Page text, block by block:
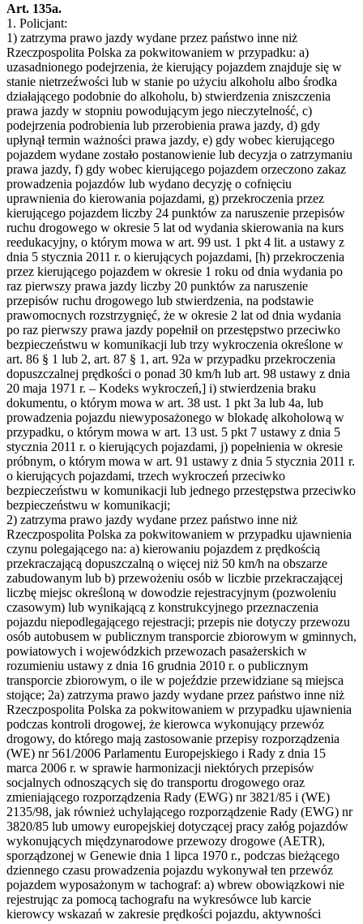
Art. 135a.
1. Policjant:
1) zatrzyma prawo jazdy wydane przez państwo inne niż
Rzeczpospolita Polska za pokwitowaniem w przypadku: a)
uzasadnionego podejrzenia, że kierujący pojazdem znajduje się w
stanie nietrzeźwości lub w stanie po użyciu alkoholu albo środka
działającego podobnie do alkoholu, b) stwierdzenia zniszczenia
prawa jazdy w stopniu powodującym jego nieczytelność, c)
podejrzenia podrobienia lub przerobienia prawa jazdy, d) gdy
upłynął termin ważności prawa jazdy, e) gdy wobec kierującego
pojazdem wydane zostało postanowienie lub decyzja o zatrzymaniu
prawa jazdy, f) gdy wobec kierującego pojazdem orzeczono zakaz
prowadzenia pojazdów lub wydano decyzję o cofnięciu
uprawnienia do kierowania pojazdami, g) przekroczenia przez
kierującego pojazdem liczby 24 punktów za naruszenie przepisów
ruchu drogowego w okresie 5 lat od wydania skierowania na kurs
reedukacyjny, o którym mowa w art. 99 ust. 1 pkt 4 lit. a ustawy z
dnia 5 stycznia 2011 r. o kierujących pojazdami, [h) przekroczenia
przez kierującego pojazdem w okresie 1 roku od dnia wydania po
raz pierwszy prawa jazdy liczby 20 punktów za naruszenie
przepisów ruchu drogowego lub stwierdzenia, na podstawie
prawomocnych rozstrzygnięć, że w okresie 2 lat od dnia wydania
po raz pierwszy prawa jazdy popełnił on przestępstwo przeciwko
bezpieczeństwu w komunikacji lub trzy wykroczenia określone w
art. 86 § 1 lub 2, art. 87 § 1, art. 92a w przypadku przekroczenia
dopuszczalnej prędkości o ponad 30 km/h lub art. 98 ustawy z dnia
20 maja 1971 r. – Kodeks wykroczeń,] i) stwierdzenia braku
dokumentu, o którym mowa w art. 38 ust. 1 pkt 3a lub 4a, lub
prowadzenia pojazdu niewyposażonego w blokadę alkoholową w
przypadku, o którym mowa w art. 13 ust. 5 pkt 7 ustawy z dnia 5
stycznia 2011 r. o kierujących pojazdami, j) popełnienia w okresie
próbnym, o którym mowa w art. 91 ustawy z dnia 5 stycznia 2011 r.
o kierujących pojazdami, trzech wykroczeń przeciwko
bezpieczeństwu w komunikacji lub jednego przestępstwa przeciwko
bezpieczeństwu w komunikacji;
2) zatrzyma prawo jazdy wydane przez państwo inne niż
Rzeczpospolita Polska za pokwitowaniem w przypadku ujawnienia
czynu polegającego na: a) kierowaniu pojazdem z prędkością
przekraczającą dopuszczalną o więcej niż 50 km/h na obszarze
zabudowanym lub b) przewożeniu osób w liczbie przekraczającej
liczbę miejsc określoną w dowodzie rejestracyjnym (pozwoleniu
czasowym) lub wynikającą z konstrukcyjnego przeznaczenia
pojazdu niepodlegającego rejestracji; przepis nie dotyczy przewozu
osób autobusem w publicznym transporcie zbiorowym w gminnych,
powiatowych i wojewódzkich przewozach pasażerskich w
rozumieniu ustawy z dnia 16 grudnia 2010 r. o publicznym
transporcie zbiorowym, o ile w pojeździe przewidziane są miejsca
stojące; 2a) zatrzyma prawo jazdy wydane przez państwo inne niż
Rzeczpospolita Polska za pokwitowaniem w przypadku ujawnienia
podczas kontroli drogowej, że kierowca wykonujący przewóz
drogowy, do którego mają zastosowanie przepisy rozporządzenia
(WE) nr 561/2006 Parlamentu Europejskiego i Rady z dnia 15
marca 2006 r. w sprawie harmonizacji niektórych przepisów
socjalnych odnoszących się do transportu drogowego oraz
zmieniającego rozporządzenia Rady (EWG) nr 3821/85 i (WE)
2135/98, jak również uchylającego rozporządzenie Rady (EWG) nr
3820/85 lub umowy europejskiej dotyczącej pracy załóg pojazdów
wykonujących międzynarodowe przewozy drogowe (AETR),
sporządzonej w Genewie dnia 1 lipca 1970 r., podczas bieżącego
dziennego czasu prowadzenia pojazdu wykonywał ten przewóz
pojazdem wyposażonym w tachograf: a) wbrew obowiązkowi nie
rejestrując za pomocą tachografu na wykresówce lub karcie
kierowcy wskazań w zakresie prędkości pojazdu, aktywności